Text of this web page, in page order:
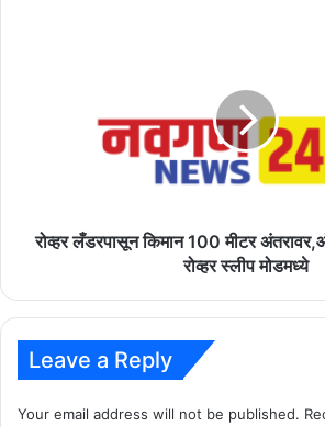
अंतरावर,ऑटोमेशन
स्लीपरोव्हर लँडरपासून किमान 100 मीटर
रोव्हर स्लीप मोडमध्ये
Leave a Reply
Your email address will not be published.